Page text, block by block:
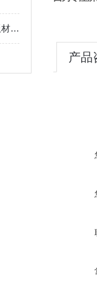
面铜测厚仪——准确测量金属板材厚度的利器
产品